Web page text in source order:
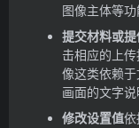
图像主体等功
提交材料或
击相应的上
像这类依赖
画面的文字说
修改设置值依